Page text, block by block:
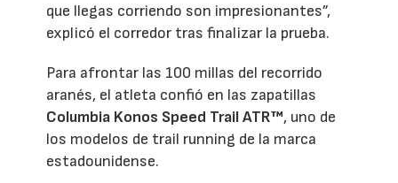
que llegas corriendo son impresionantes”,
explicó el corredor tras finalizar la prueba.
Para afrontar las 100 millas del recorrido
aranés, el atleta confió en las zapatillas
Columbia Konos Speed Trail ATR™, uno de
los modelos de trail running de la marca
estadounidense.